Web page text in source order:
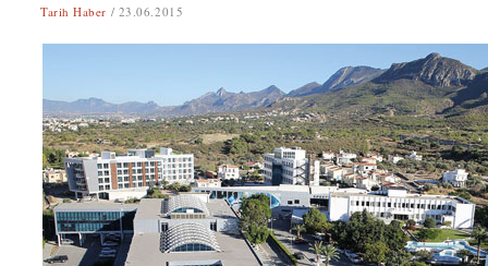
Tarih Haber / 23.06.2015